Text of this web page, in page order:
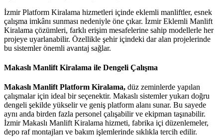
İzmir Platform Kiralama hizmetleri içinde eklemli manliftler, esnek
çalışma imkânı sunması nedeniyle öne çıkar. İzmir Eklemli Manlift
Kiralama çözümleri, farklı erişim mesafelerine sahip modellerle her
projeye uyarlanabilir. Özellikle şehir içindeki dar alan projelerinde
bu sistemler önemli avantaj sağlar.
Makaslı Manlift Kiralama ile Dengeli Çalışma
Makaslı Manlift Platform Kiralama, düz zeminlerde yapılan
çalışmalar için ideal bir seçenektir. Makaslı sistemler yukarı doğru
dengeli şekilde yükselir ve geniş platform alanı sunar. Bu sayede
aynı anda birden fazla personel çalışabilir ve ekipman taşınabilir.
İzmir Makaslı Manlift Kiralama hizmeti, fabrika içi düzenlemeler,
depo raf montajları ve bakım işlemlerinde sıklıkla tercih edilir.